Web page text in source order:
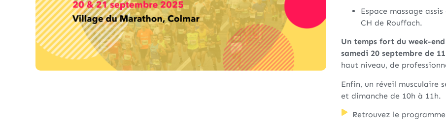
Espace massage
CH de Rouffach.
Un temps fort du week-
samedi 20 septembre de
haut niveau, de
Enfin, un réveil musculaire
et dimanche de 10h à 11h.
Retrouvez le